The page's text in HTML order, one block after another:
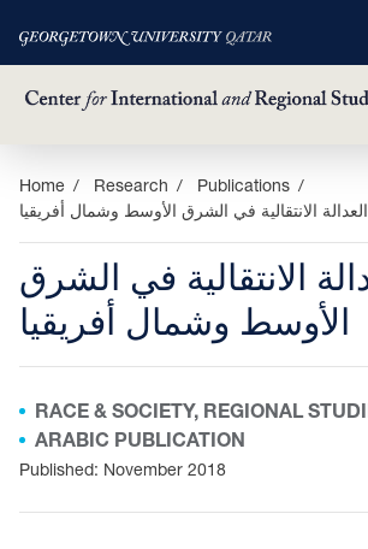
Skip
main
content
Home Research
Publications
العدالة الانتقالية في الشرق الأوسط وشمال أفريقيا
الانتقالية في الشرق
الأوسط وشمال أفريقيا
RACE & SOCIETY, REGIONAL
ARABIC PUBLICATION
Published: November 2018